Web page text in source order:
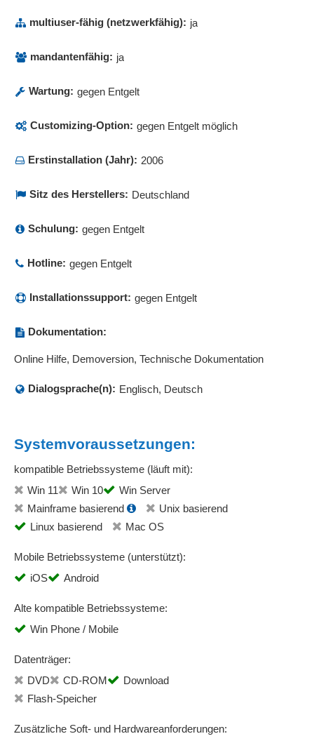
multiuser-fähig (netzwerkfähig): ja
mandantenfähig: ja
Wartung: gegen Entgelt
Customizing-Option: gegen Entgelt möglich
Erstinstallation (Jahr): 2006
Sitz des Herstellers: Deutschland
Schulung: gegen Entgelt
Hotline: gegen Entgelt
Installationssupport: gegen Entgelt
Dokumentation:
Online Hilfe, Demoversion, Technische Dokumentation
Dialogsprache(n): Englisch, Deutsch
Systemvoraussetzungen:
kompatible Betriebssysteme (läuft mit):
Win 11
Win 10
Win Server
Mainframe basierend
Unix basierend
Linux basierend
Mac OS
Mobile Betriebssysteme (unterstützt):
iOS
Android
Alte kompatible Betriebssysteme:
Win Phone / Mobile
Datenträger:
DVD
CD-ROM
Download
Flash-Speicher
Zusätzliche Soft- und Hardwareanforderungen: